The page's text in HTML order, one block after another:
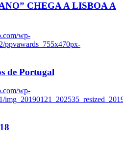
CHEGA A LISBOA A
wp-
ppvawards_755x470px-
de Portugal
wp-